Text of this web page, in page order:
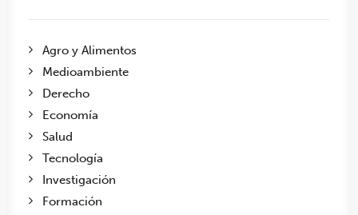
Agro y Alimentos
Medioambiente
Derecho
Economía
Salud
Tecnología
Investigación
Formación